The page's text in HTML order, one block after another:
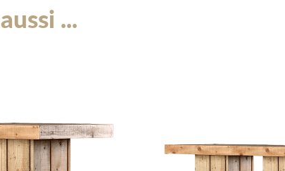
design moderne. La table
...